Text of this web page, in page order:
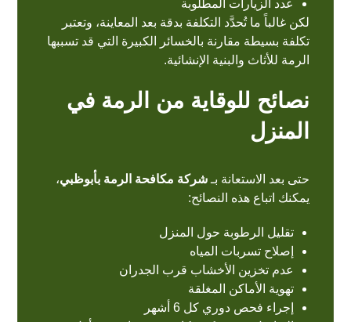
عدد الزيارات المطلوبة
لكن غالباً ما تُحدَّد التكلفة بدقة بعد المعاينة، وتعتبر
تكلفة بسيطة مقارنة بالخسائر الكبيرة التي قد تسببها
الرمة للأثاث والبنية الإنشائية.
نصائح للوقاية من الرمة في
المنزل
حتى بعد الاستعانة بـشركة مكافحة الرمة بأبوظبي،
يمكنك اتباع هذه النصائح:
تقليل الرطوبة حول المنزل
إصلاح تسربات المياه
عدم تخزين الأخشاب قرب الجدران
تهوية الأماكن المغلقة
إجراء فحص دوري كل 6 أشهر